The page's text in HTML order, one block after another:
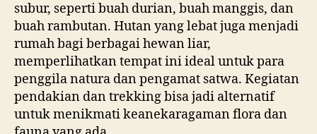
subur, seperti buah durian, buah manggis, dan
buah rambutan. Hutan yang lebat juga menjadi
rumah bagi berbagai hewan liar,
memperlihatkan tempat ini ideal untuk para
penggila natura dan pengamat satwa. Kegiatan
pendakian dan trekking bisa jadi alternatif
untuk menikmati keanekaragaman flora dan